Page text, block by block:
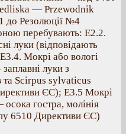
— Przewodnik
до Резолюції №4
перебувають: Е2.2.
луки (відповідають
Мокрі або вологі
луки з
та Scirpus sylvaticus
ЄС); E3.5 Мокрі
гостра, молінія
6510 Директиви ЄС)